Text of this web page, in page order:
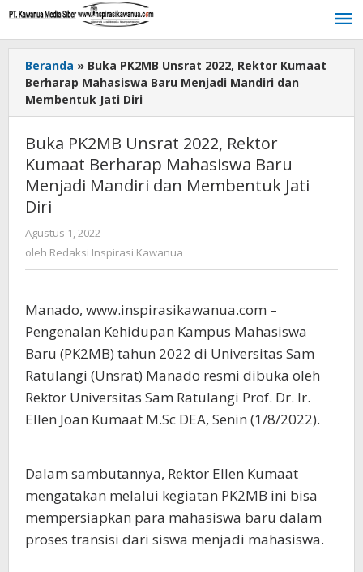
Lewati
konten
Beranda » Buka PK2MB Unsrat 2022, Rektor Kumaat
Berharap Mahasiswa Baru Menjadi Mandiri dan
Membentuk Jati Diri
Buka PK2MB Unsrat 2022, Rektor
Kumaat Berharap Mahasiswa Baru
Menjadi Mandiri dan Membentuk Jati
Diri
Agustus 1, 2022
Redaksi
oleh Redaksi Inspirasi Kawanua
Manado, www.inspirasikawanua.com –
Pengenalan Kehidupan Kampus Mahasiswa
Baru (PK2MB) tahun 2022 di Universitas Sam
Ratulangi (Unsrat) Manado resmi dibuka oleh
Rektor Universitas Sam Ratulangi Prof. Dr. Ir.
Ellen Joan Kumaat M.Sc DEA, Senin (1/8/2022).
Dalam sambutannya, Rektor Ellen Kumaat
mengatakan melalui kegiatan PK2MB ini bisa
mempersiapkan para mahasiswa baru dalam
proses transisi dari siswa menjadi mahasiswa.